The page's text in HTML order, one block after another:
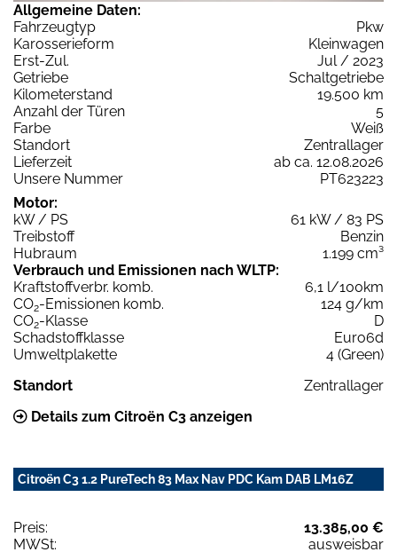
Allgemeine Daten:
Fahrzeugtyp
Pkw
Karosserieform
Kleinwagen
Erst-Zul.
Jul / 2023
Getriebe
Schaltgetriebe
Kilometerstand
19.500 km
Anzahl der Türen
5
Farbe
Weiß
Standort
Zentrallager
Lieferzeit
ab ca. 12.08.2026
Unsere Nummer
PT623223
Motor:
kW / PS
61 kW / 83 PS
Treibstoff
Benzin
Hubraum
1.199 cm³
Verbrauch und Emissionen nach WLTP:
Kraftstoffverbr. komb.
6,1 l/100km
CO2-Emissionen komb.
124 g/km
CO2-Klasse
D
Schadstoffklasse
Euro6d
Umweltplakette
4 (Green)
Standort
Zentrallager
Details zum Citroën C3 anzeigen
Citroën C3 1.2 PureTech 83 Max Nav PDC Kam DAB LM16Z
Preis:
13.385,00 €
MWSt:
ausweisbar